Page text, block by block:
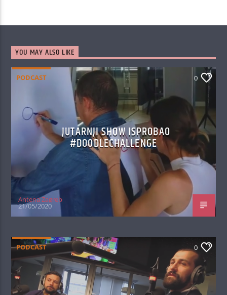
YOU MAY ALSO LIKE
PODCAST 0
JUTARNJI SHOW ISPROBAO
#DOODLECHALLENGE
Antena Zagreb
21/05/2020
PODCAST 0